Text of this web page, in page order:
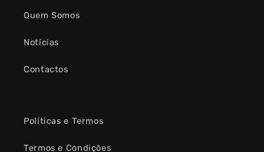
Quem Somos
Notícias
Contactos
Políticas e Termos
Termos e Condições